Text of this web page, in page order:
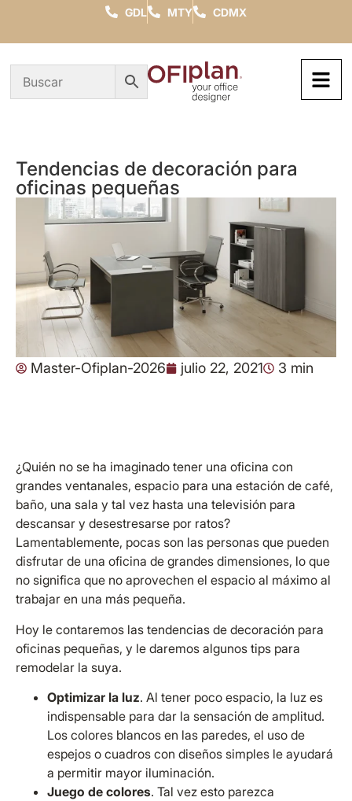
GDL MTY CDMX
Tendencias de decoración para
oficinas pequeñas
Master-Ofiplan-2026 julio 22, 2021 3 min
¿Quién no se ha imaginado tener una oficina con
grandes ventanales, espacio para una estación de café,
baño, una sala y tal vez hasta una televisión para
descansar y desestresarse por ratos?
Lamentablemente, pocas son las personas que pueden
disfrutar de una oficina de grandes dimensiones, lo que
no significa que no aprovechen el espacio al máximo al
trabajar en una más pequeña.
Hoy le contaremos las tendencias de decoración para
oficinas pequeñas, y le daremos algunos tips para
remodelar la suya.
Optimizar la luz. Al tener poco espacio, la luz es
indispensable para dar la sensación de amplitud.
Los colores blancos en las paredes, el uso de
espejos o cuadros con diseños simples le ayudará
a permitir mayor iluminación.
Juego de colores. Tal vez esto parezca